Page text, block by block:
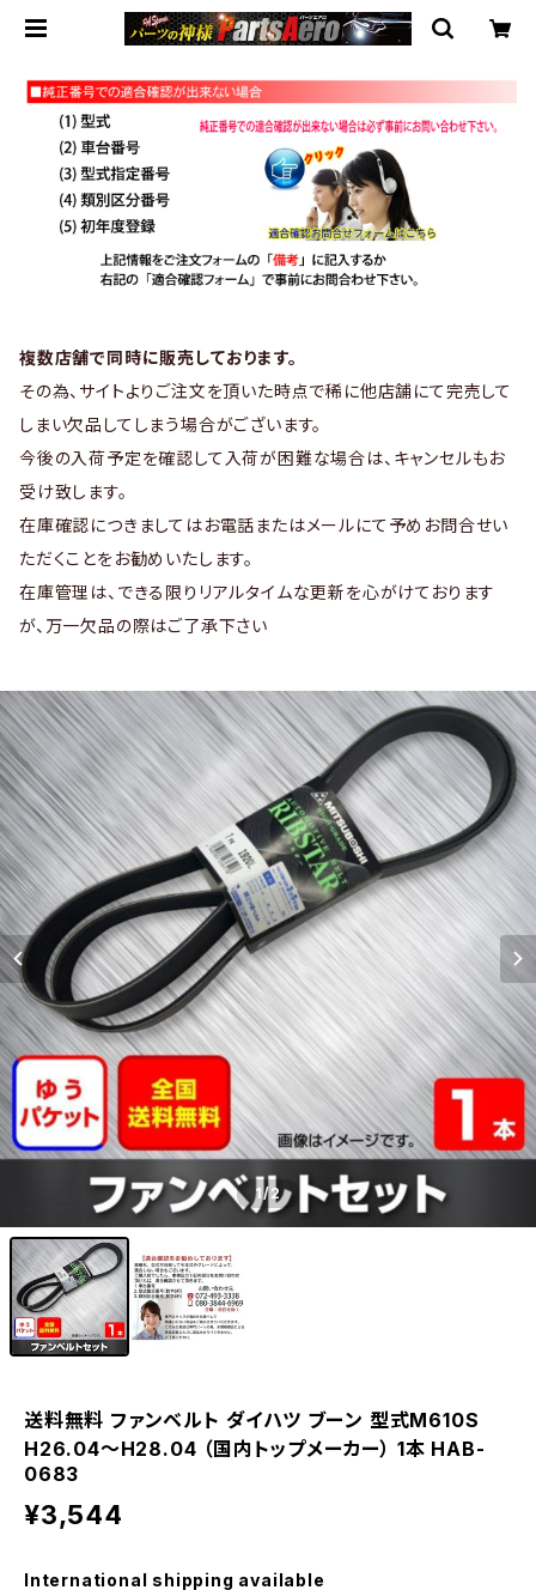
複数店舗で同時に販売しております。
その為、サイトよりご注文を頂いた時点で稀に他店舗にて完売して
しまい欠品してしまう場合がございます。
今後の入荷予定を確認して入荷が困難な場合は、キャンセルもお
受け致します。
在庫確認につきましてはお電話またはメールにて予めお問合せい
ただくことをお勧めいたします。
在庫管理は、できる限りリアルタイムな更新を心がけております
が、万一欠品の際はご了承下さい
1/2
送料無料 ファンベルト ダイハツ ブーン 型式M610S
H26.04～H28.04 （国内トップメーカー） 1本 HAB-
0683
¥3,544
International shipping available